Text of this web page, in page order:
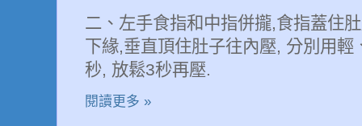
二、左手食指和中指併攏,食指蓋住
下緣,垂直頂住肚子往內壓, 分別用輕
秒, 放鬆3秒再壓.
閱讀更多 »